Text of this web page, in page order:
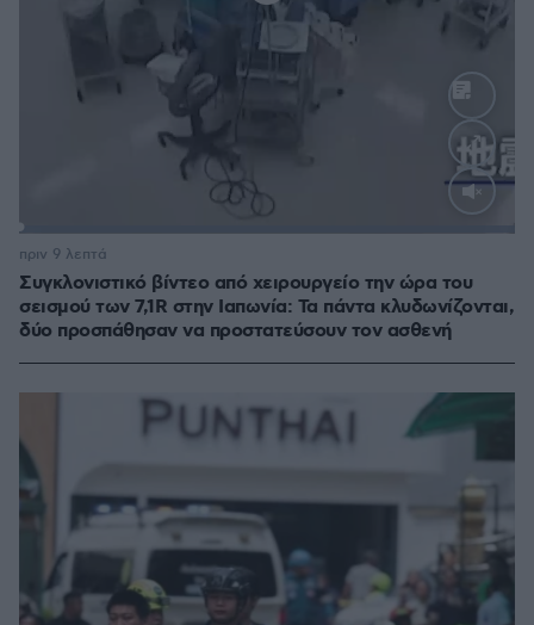
Συγκλονιστικό βίντεο από χειρουργείο την ώρα του
σεισμού των 7,1R στην Ιαπωνία: Τα πάντα κλυδωνίζονται,
δύο προσπάθησαν να προστατεύσουν τον ασθενή
πριν 9 λεπτά